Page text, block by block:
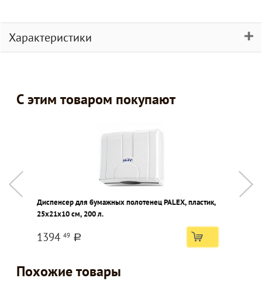
Характеристики
С этим товаром покупают
Диспенсер для бумажных полотенец PALEX, пластик,
25х21х10 см, 200 л.
1394 49 a
Похожие товары